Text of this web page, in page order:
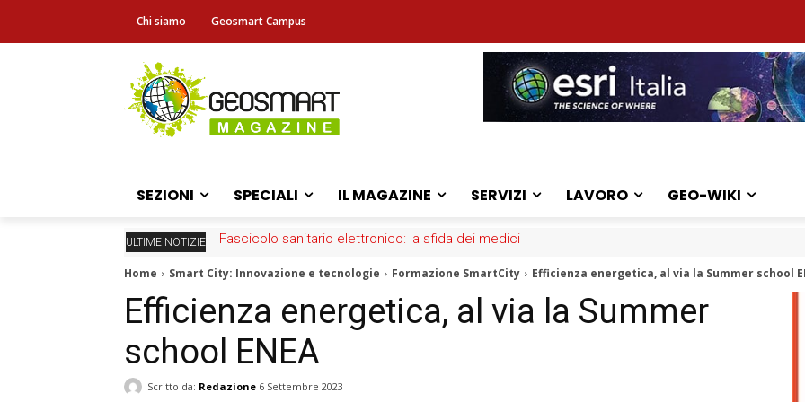
Chi siamo Geosmart Campus
SEZIONI SPECIALI IL MAGAZINE SERVIZI LAVORO GEO-WIKI
ULTIME NOTIZIE Fascicolo sanitario elettronico: la sfida dei medici
Home Smart City: Innovazione e tecnologie Formazione SmartCity Efficienza energetica, al via la Summer school
Efficienza energetica, al via la Summer
school ENEA
Scritto da: Redazione 6 Settembre 2023